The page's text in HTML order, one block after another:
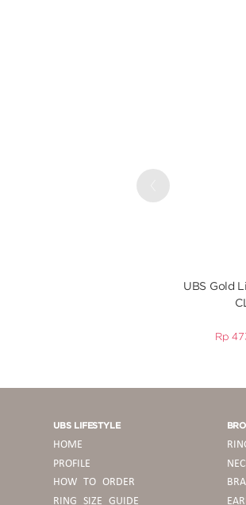
UBS Gold
Rp
Previous
UBS LIFESTYLE
HOME
PROFILE
HOW TO ORDER
RING SIZE GUIDE